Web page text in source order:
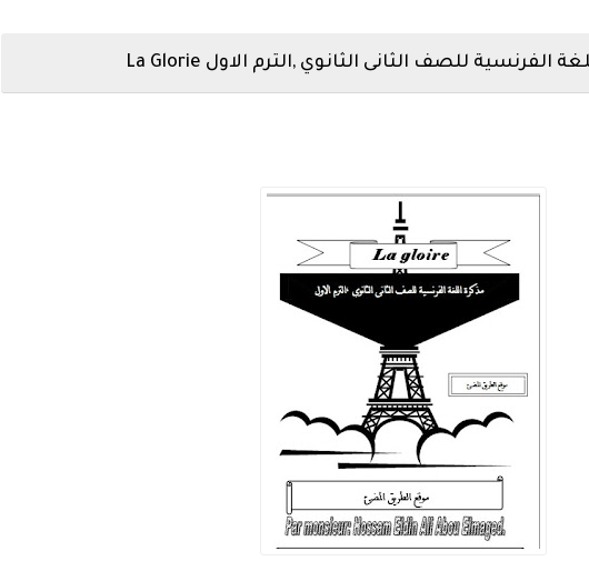
الفرنسية للصف الثانى الثانوي ,الترم الاول La Glorie